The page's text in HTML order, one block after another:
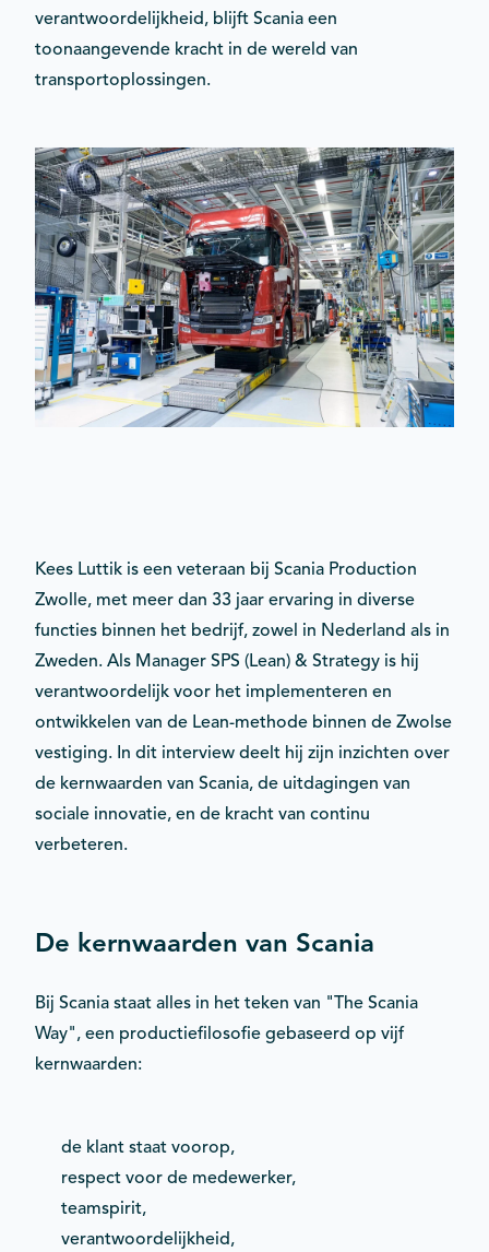
verantwoordelijkheid, blijft Scania een
toonaangevende kracht in de wereld van
transportoplossingen.
Kees Luttik is een veteraan bij Scania Production
Zwolle, met meer dan 33 jaar ervaring in diverse
functies binnen het bedrijf, zowel in Nederland als in
Zweden. Als Manager SPS (Lean) & Strategy is hij
verantwoordelijk voor het implementeren en
ontwikkelen van de Lean-methode binnen de Zwolse
vestiging. In dit interview deelt hij zijn inzichten over
de kernwaarden van Scania, de uitdagingen van
sociale innovatie, en de kracht van continu
verbeteren.
De kernwaarden van Scania
Bij Scania staat alles in het teken van "The Scania
Way", een productiefilosofie gebaseerd op vijf
kernwaarden:
de klant staat voorop,
respect voor de medewerker,
teamspirit,
verantwoordelijkheid,